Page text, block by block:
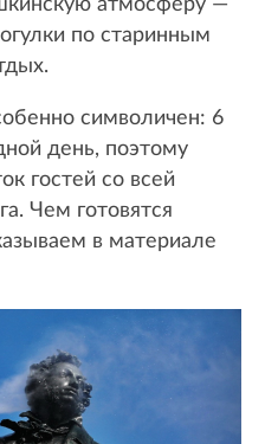
атмосферу —
по старинным
символичен: 6
день, поэтому
гостей со всей
Чем готовятся
в материале